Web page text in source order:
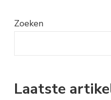
Zoeken
Laatste